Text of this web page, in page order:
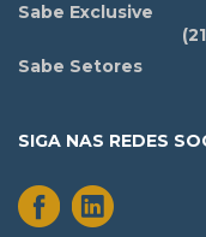
Sabe Exclusive
Sabe Setores
SIGA NAS REDES